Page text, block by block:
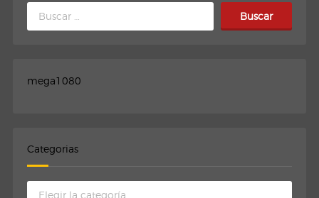
Buscar:
mega1080
Categorias
Categorias